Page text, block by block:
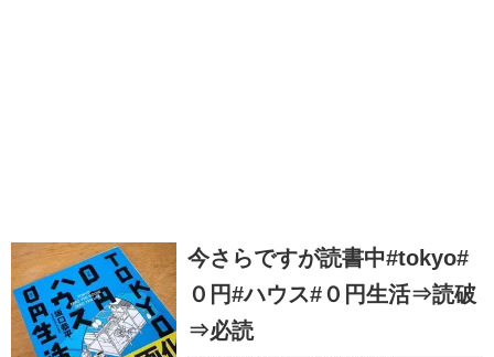
今さらですが読書中#tokyo#
０円#ハウス#０円生活⇒読破
⇒必読